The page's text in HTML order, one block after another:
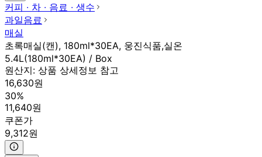
커피 ∙ 차 ∙ 음료 ∙ 생수
과일음료
매실
초록매실(캔), 180ml*30EA, 웅진식품,실온
5.4L(180ml*30EA) / Box
원산지: 상품 상세정보 참고
16,630원
30%
11,640원
쿠폰가
9,312원